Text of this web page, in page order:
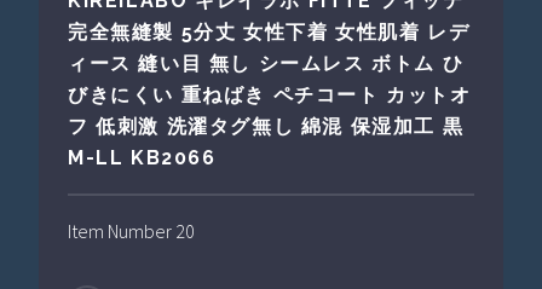
完全無縫製 5分丈 女性下着 女性肌着 レデ
ィース 縫い目 無し シームレス ボトム ひ
びきにくい 重ねばき ペチコート カットオ
フ 低刺激 洗濯タグ無し 綿混 保湿加工 黒
M-LL KB2066
Item Number 20